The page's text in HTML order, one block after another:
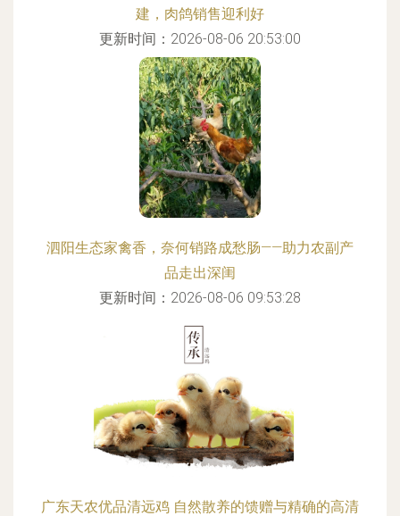
建，肉鸽销售迎利好
更新时间：2026-08-06 20:53:00
泗阳生态家禽香，奈何销路成愁肠——助力农副产
品走出深闺
更新时间：2026-08-06 09:53:28
广东天农优品清远鸡 自然散养的馈赠与精确的高清